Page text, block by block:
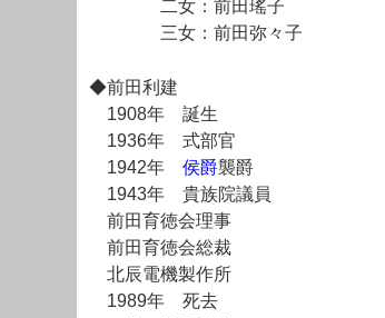
二女：前田瑤子
三女：前田弥々子
◆前田利建
1908年 誕生
1936年 式部官
1942年 侯爵襲爵
1943年 貴族院議員
前田育徳会理事
前田育徳会総裁
北辰電機製作所
1989年 死去